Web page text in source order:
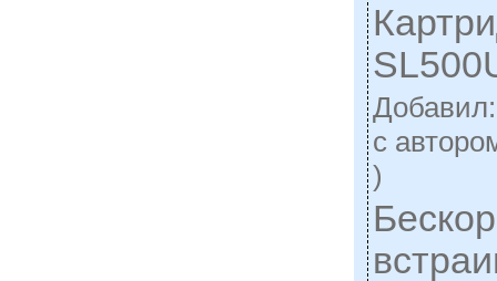
c
)